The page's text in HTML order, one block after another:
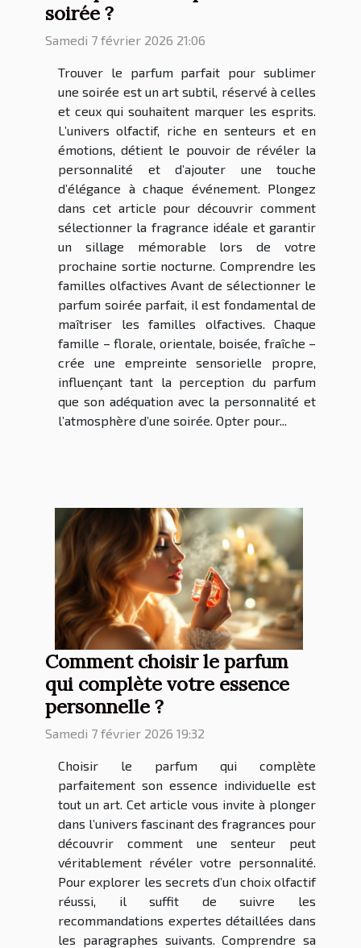
soirée ?
Samedi 7 février 2026 21:06
Trouver le parfum parfait pour sublimer
une soirée est un art subtil, réservé à celles
et ceux qui souhaitent marquer les esprits.
L’univers olfactif, riche en senteurs et en
émotions, détient le pouvoir de révéler la
personnalité et d’ajouter une touche
d’élégance à chaque événement. Plongez
dans cet article pour découvrir comment
sélectionner la fragrance idéale et garantir
un sillage mémorable lors de votre
prochaine sortie nocturne. Comprendre les
familles olfactives Avant de sélectionner le
parfum soirée parfait, il est fondamental de
maîtriser les familles olfactives. Chaque
famille – florale, orientale, boisée, fraîche –
crée une empreinte sensorielle propre,
influençant tant la perception du parfum
que son adéquation avec la personnalité et
l’atmosphère d’une soirée. Opter pour...
Comment choisir le parfum
qui complète votre essence
personnelle ?
Samedi 7 février 2026 19:32
Choisir le parfum qui complète
parfaitement son essence individuelle est
tout un art. Cet article vous invite à plonger
dans l’univers fascinant des fragrances pour
découvrir comment une senteur peut
véritablement révéler votre personnalité.
Pour explorer les secrets d’un choix olfactif
réussi, il suffit de suivre les
recommandations expertes détaillées dans
les paragraphes suivants. Comprendre sa